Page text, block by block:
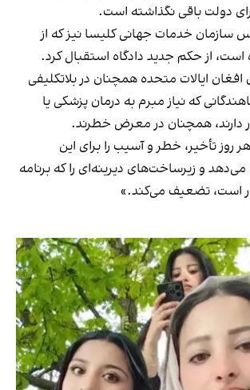
دولت باقی نگذاشته است.
سازمان خدمات جهانی کلیسا نیز که از
است، از حکم جدید دادگاه استقبال کرد.
ایالات متحده همچنان در بلاتکلیفی
که نیاز مبرم به درمان پزشکی یا
دارند، همچنان در معرض خطرند.
روز تأخیر، خطر و آسیب را برای این
و زیرساخت‌های دیرینه‌ای را که برنامه
است، تضعیف می‌کند.»